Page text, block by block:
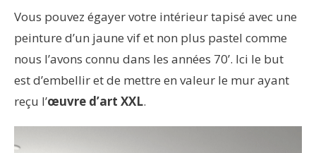
Vous pouvez égayer votre intérieur tapisé avec une
peinture d’un jaune vif et non plus pastel comme
nous l’avons connu dans les années 70’. Ici le but
est d’embellir et de mettre en valeur le mur ayant
reçu l’œuvre d’art XXL.